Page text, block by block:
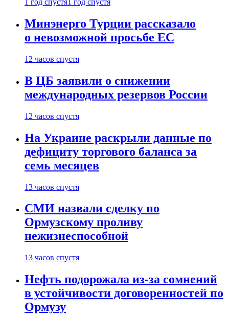
1 год спустя 1 год спустя
Минэнерго Турции рассказало
о невозможной просьбе ЕС
12 часов спустя
В ЦБ заявили о снижении
международных резервов России
12 часов спустя
На Украине раскрыли данные по
дефициту торгового баланса за
семь месяцев
13 часов спустя
СМИ назвали сделку по
Ормузскому проливу
нежизнеспособной
13 часов спустя
Нефть подорожала из-за сомнений
в устойчивости договоренностей по
Ормузу